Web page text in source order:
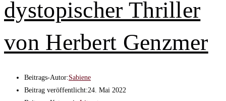
dystopischer Thriller
von Herbert Genzmer
Beitrags-Autor:Sabiene
Beitrag veröffentlicht:24. Mai 2022